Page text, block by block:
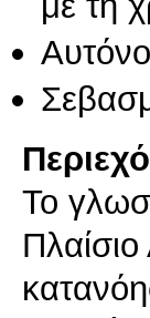
Το